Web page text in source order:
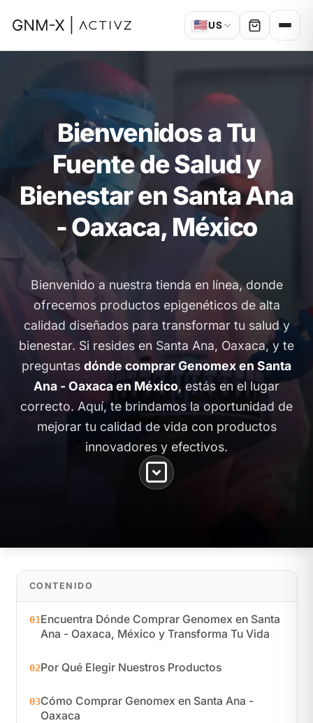
🇺🇸US
Bienvenidos a Tu
Fuente de Salud y
Bienestar en Santa Ana
- Oaxaca, México
Bienvenido a nuestra tienda en línea, donde
ofrecemos productos epigenéticos de alta
calidad diseñados para transformar tu salud y
bienestar. Si resides en Santa Ana, Oaxaca, y te
preguntas dónde comprar Genomex en Santa
Ana - Oaxaca en México, estás en el lugar
correcto. Aquí, te brindamos la oportunidad de
mejorar tu calidad de vida con productos
innovadores y efectivos.
CONTENIDO
01Encuentra Dónde Comprar Genomex en Santa
Ana - Oaxaca, México y Transforma Tu Vida
02Por Qué Elegir Nuestros Productos
03Cómo Comprar Genomex en Santa Ana -
Oaxaca